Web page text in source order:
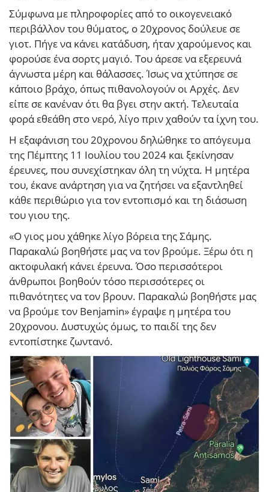
Σύμφωνα με πληροφορίες από το οικογενειακό
περιβάλλον του θύματος, ο 20χρονος δούλευε σε
γιοτ. Πήγε να κάνει κατάδυση, ήταν χαρούμενος και
φορούσε ένα σορτς μαγιό. Του άρεσε να εξερευνά
άγνωστα μέρη και θάλασσες. Ίσως να χτύπησε σε
κάποιο βράχο, όπως πιθανολογούν οι Αρχές. Δεν
είπε σε κανέναν ότι θα βγει στην ακτή. Τελευταία
φορά εθεάθη στο νερό, λίγο πριν χαθούν τα ίχνη του.
Η εξαφάνιση του 20χρονου δηλώθηκε το απόγευμα
της Πέμπτης 11 Ιουλίου του 2024 και ξεκίνησαν
έρευνες, που συνεχίστηκαν όλη τη νύχτα. Η μητέρα
του, έκανε ανάρτηση για να ζητήσει να εξαντληθεί
κάθε περιθώριο για τον εντοπισμό και τη διάσωση
του γιου της.
«Ο γιος μου χάθηκε λίγο βόρεια της Σάμης.
Παρακαλώ βοηθήστε μας να τον βρούμε. Ξέρω ότι η
ακτοφυλακή κάνει έρευνα. Όσο περισσότεροι
άνθρωποι βοηθούν τόσο περισσότερες οι
πιθανότητες να τον βρουν. Παρακαλώ βοηθήστε μας
να βρούμε τον Benjamin» έγραψε η μητέρα του
20χρονου. Δυστυχώς όμως, το παιδί της δεν
εντοπίστηκε ζωντανό.